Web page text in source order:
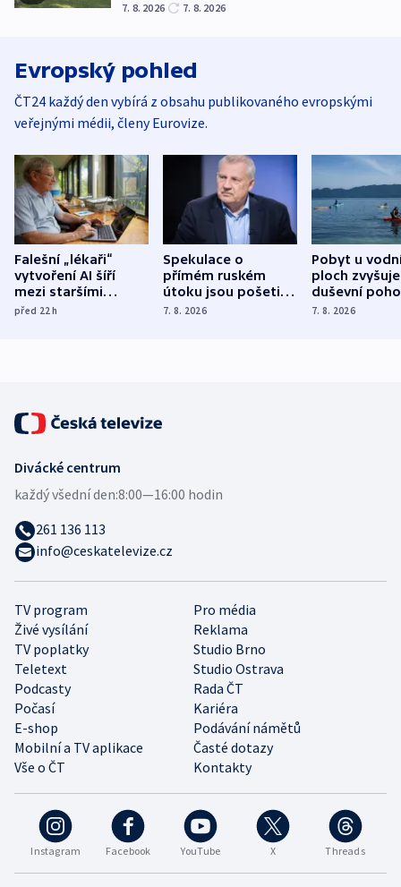
7. 8. 2026 7. 8. 2026
Evropský pohled
ČT24 každý den vybírá z obsahu publikovaného evropskými
veřejnými médii, členy Eurovize.
Falešní „lékaři“
vytvoření AI šíří
mezi staršími
Poláky nebezpečné
před 22h
Spekulace o
přímém ruském
útoku jsou pošetilé,
míní estonský
7. 8. 2026
Pobyt u
ploch zvyšuje
duševní
ukázala
7. 8. 2026
Instagram Facebook YouTube X Threads
TV program
Pro média
Živé vysílání
Reklama
TV poplatky
Studio Brno
Teletext
Studio Ostrava
Podcasty
Rada ČT
Počasí
Kariéra
E-shop
Podávání námětů
Mobilní a TV aplikace
Časté dotazy
Vše o ČT
Kontakty
Divácké centrum
každý všední den:8:00—16:00 hodin
261 136 113
info@ceskatelevize.cz